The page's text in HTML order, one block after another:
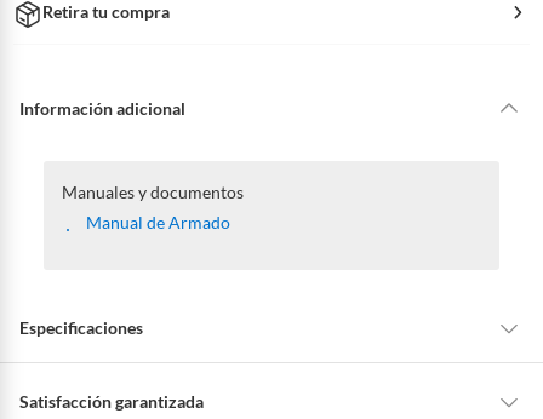
Retira tu compra
Información adicional
Manuales y documentos
Manual de Armado
Especificaciones
Detalle de la garantía
Satisfacción garantizada